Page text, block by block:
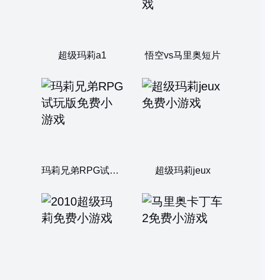
超级玛莉a1 悟空vs马里奥短片
玛莉兄弟RPG试玩版 超级玛莉jeux